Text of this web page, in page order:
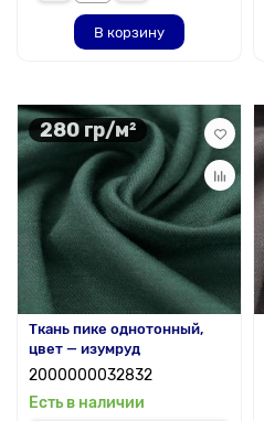
В корзину
280 гр/м²
Ткань пике однотонный,
цвет — изумруд
2000000032832
Есть в наличии